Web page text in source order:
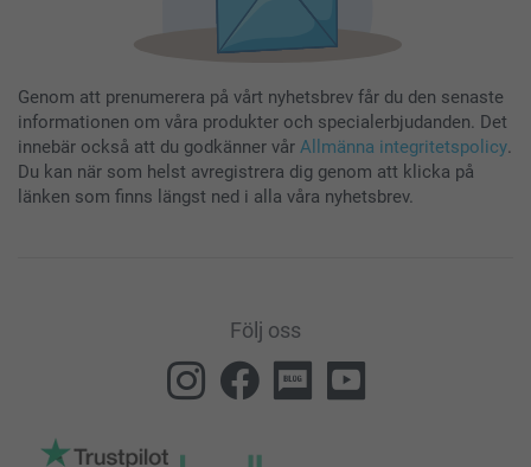
Genom att prenumerera på vårt nyhetsbrev får du den senaste
informationen om våra produkter och specialerbjudanden. Det
innebär också att du godkänner vår Allmänna integritetspolicy.
Du kan när som helst avregistrera dig genom att klicka på
länken som finns längst ned i alla våra nyhetsbrev.
Följ oss